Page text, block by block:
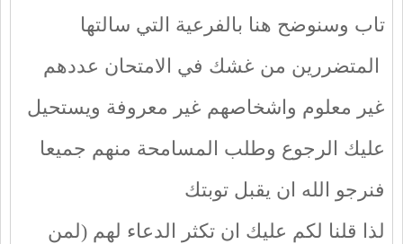
تاب وسنوضح هنا بالفرعية التي سالتها
المتضررين من غشك في الامتحان عددهم
غير معلوم واشخاصهم غير معروفة ويستحيل
عليك الرجوع وطلب المسامحة منهم جميعا
فنرجو الله ان يقبل توبتك
لذا قلنا لكم عليك ان تكثر الدعاء لهم (لمن